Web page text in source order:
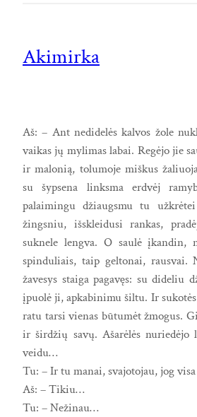
Akimirka
Aš: – Ant nedidelės kalvos žole
vaikas jų mylimas labai. Regėjo jie
ir malonią, tolumoje miškus
su šypsena linksma erdvėj
palaimingu džiaugsmu tu
žingsniu, išskleidusi rankas,
suknele lengva. O saulė įkandin,
spinduliais, taip geltonai, rausvai.
žavesys staiga pagavęs: su dideliu
įpuolė ji, apkabinimu šiltu. Ir
ratu tarsi vienas būtumėt žmogus.
ir širdžių savų. Ašarėlės nuriedėjo
veidu…
Tu: – Ir tu manai, svajotojau, jog
Aš: – Tikiu…
Tu: – Nežinau…